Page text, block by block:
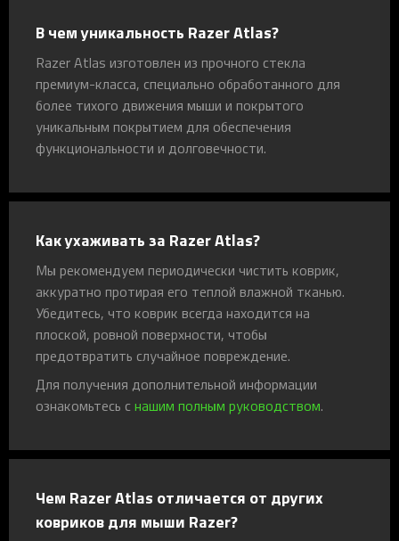
В чем уникальность Razer Atlas?
Razer Atlas изготовлен из прочного стекла
премиум-класса, специально обработанного для
более тихого движения мыши и покрытого
уникальным покрытием для обеспечения
функциональности и долговечности.
Как ухаживать за Razer Atlas?
Мы рекомендуем периодически чистить коврик,
аккуратно протирая его теплой влажной тканью.
Убедитесь, что коврик всегда находится на
плоской, ровной поверхности, чтобы
предотвратить случайное повреждение.
Для получения дополнительной информации
ознакомьтесь снашим полным руководством.
Чем Razer Atlas отличается от других
ковриков для мыши Razer?